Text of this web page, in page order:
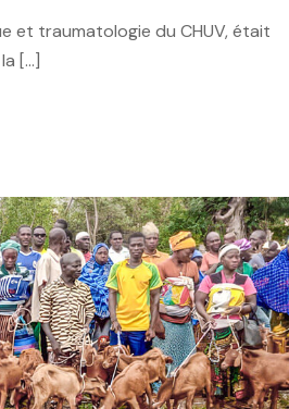
et traumatologie du CHUV, était
[…]